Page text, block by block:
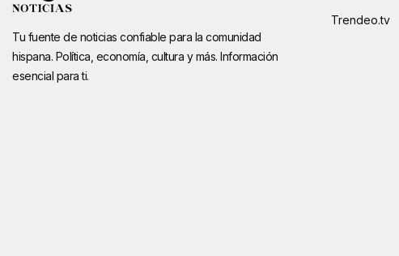
Tu fuente de noticias confiable para la comunidad
hispana. Política, economía, cultura y más. Información
esencial para ti.
Trendeo.tv